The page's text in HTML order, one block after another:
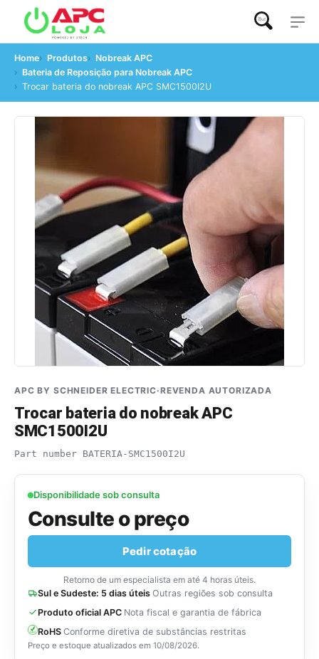
Buscar...
Home Produtos
Nobreak APC
Bateria de Reposição para Nobreak APC
Trocar bateria do nobreak APC SMC1500I2U
APC BY SCHNEIDER ELECTRIC·REVENDA AUTORIZADA
Trocar bateria do nobreak APC
SMC1500I2U
Part number BATERIA-SMC1500I2U
Disponibilidade sob consulta
Consulte o preço
Pedir cotação
Retorno de um especialista em até 4 horas úteis.
Sul e Sudeste: 5 dias úteis Outras regiões sob consulta
Produto oficial APC Nota fiscal e garantia de fábrica
RoHS Conforme diretiva de substâncias restritas
Preço e estoque atualizados em 10/08/2026.